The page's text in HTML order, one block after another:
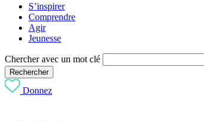
S’inspirer
Comprendre
Agir
Jeunesse
Chercher avec un mot clé
Rechercher
Donnez